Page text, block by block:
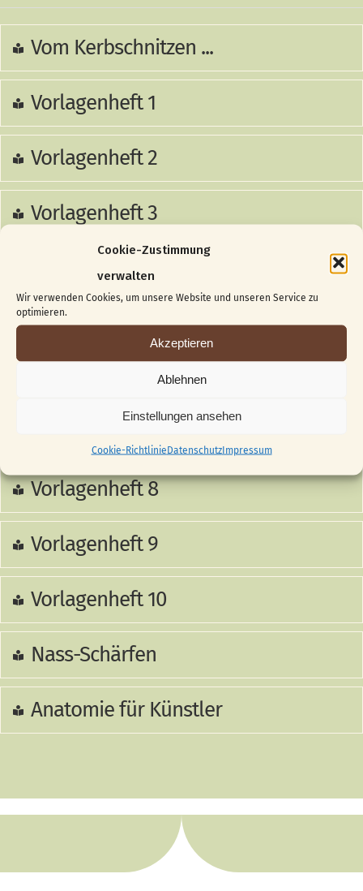
Cookie-Zustimmung
verwalten
Wir verwenden Cookies, um unsere Website und unseren Service zu
optimieren.
Akzeptieren
Ablehnen
Einstellungen ansehen
Cookie-RichtlinieDatenschutzImpressum
Vom Kerbschnitzen ...
Vorlagenheft 1
Vorlagenheft 2
Vorlagenheft 3
Vorlagenheft 4
Vorlagenheft 5
Vorlagenheft 6
Vorlagenheft 8
Vorlagenheft 9
Vorlagenheft 10
Nass-Schärfen
Anatomie für Künstler